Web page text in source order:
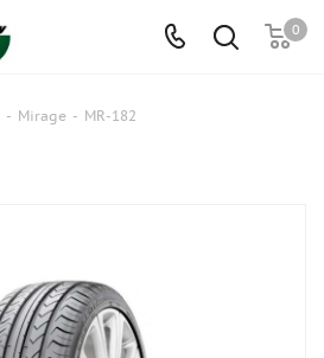
0
- Mirage - MR-182